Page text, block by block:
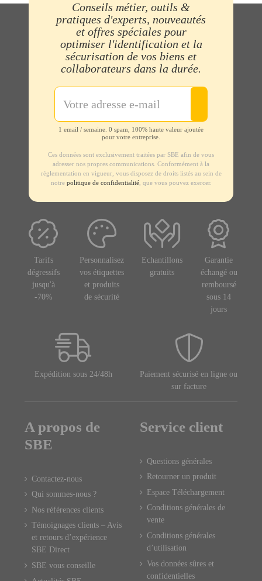
Conseils métier, outils &
pratiques d'experts, nouveautés
et offres spéciales pour
optimiser l'identification et la
sécurisation de vos biens et
collaborateurs dans la durée.
1 email / semaine. 0 spam, 100% haute valeur ajoutée
pour votre entreprise.
Ces données sont exclusivement traitées par SBE afin de vous
adresser nos propres communications. Conformément à la
règlementation en vigueur, vous disposez de droits listés au sein de
notre politique de confidentialité, que vous pouvez exercer.
Tarifs
dégressifs
jusqu'à
-70%
Personnalisez
vos étiquettes
et produits
de sécurité
Echantillons
gratuits
Garantie
échangé ou
remboursé
sous 14
jours
Expédition sous 24/48h
Paiement sécurisé en ligne ou
sur facture
A propos de
SBE
Contactez-nous
Qui sommes-nous ?
Nos références clients
Témoignages clients – Avis
et retours d’expérience
SBE Direct
SBE vous conseille
Service client
Questions générales
Retourner un produit
Espace Téléchargement
Conditions générales de
vente
Conditions générales
d’utilisation
Vos données sûres et
confidentielles